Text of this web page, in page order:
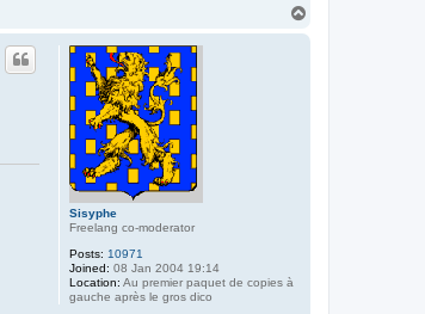
Sisyphe
Freelang co-moderator
Posts: 10971
Joined: 08 Jan 2004 19:14
Location: Au premier paquet de copies à
gauche après le gros dico